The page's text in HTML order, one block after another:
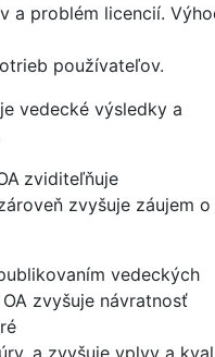
a problém licencií.
používateľov.
vedecké výsledky a
zviditeľňuje
zvyšuje záujem o
vedeckých
zvyšuje návratnosť